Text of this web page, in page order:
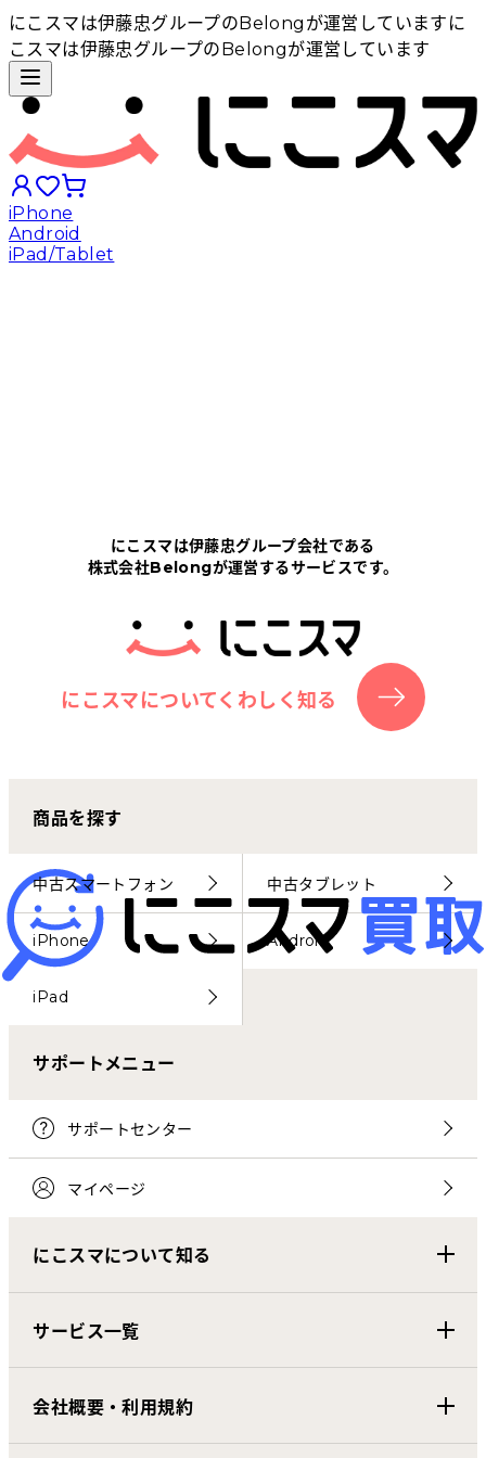
にこスマは伊藤忠グループのBelongが運営しています に
こスマは伊藤忠グループのBelongが運営しています
iPhone
Android
iPad/Tablet
にこスマについて
サポートセンター
お客さまの声
にこスマ通信
マイページ
にこスマは伊藤忠グループ会社である
株式会社Belongが運営するサービスです。
にこスマについてくわしく知る
商品を探す
中古スマートフォン 中古タブレット
iPhone Android
iPad
サポートメニュー
サポートセンター
マイページ
にこスマについて知る
サービス一覧
会社概要・利用規約